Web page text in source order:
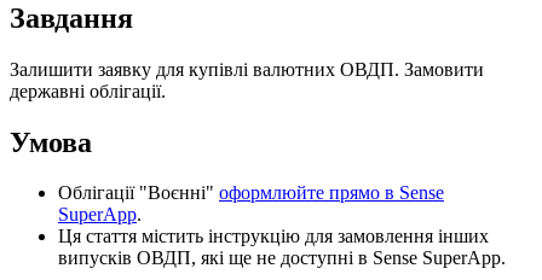
Завдання
Залишити заявку для купівлі валютних ОВДП. Замовити
державні облігації.
Умова
Облігації "Воєнні" оформлюйте прямо в Sense
SuperApp.
Ця стаття містить інструкцію для замовлення інших
випусків ОВДП, які ще не доступні в Sense SuperApp.